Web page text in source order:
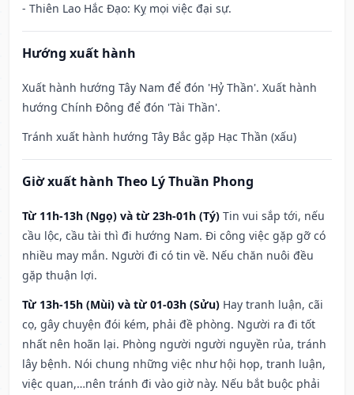
- Thiên Lao Hắc Đạo: Kỵ mọi việc đại sự.
Hướng xuất hành
Xuất hành hướng Tây Nam để đón 'Hỷ Thần'. Xuất hành
hướng Chính Đông để đón 'Tài Thần'.
Tránh xuất hành hướng Tây Bắc gặp Hạc Thần (xấu)
Giờ xuất hành Theo Lý Thuần Phong
Từ 11h-13h (Ngọ) và từ 23h-01h (Tý) Tin vui sắp tới, nếu
cầu lộc, cầu tài thì đi hướng Nam. Đi công việc gặp gỡ có
nhiều may mắn. Người đi có tin về. Nếu chăn nuôi đều
gặp thuận lợi.
Từ 13h-15h (Mùi) và từ 01-03h (Sửu) Hay tranh luận, cãi
cọ, gây chuyện đói kém, phải đề phòng. Người ra đi tốt
nhất nên hoãn lại. Phòng người người nguyền rủa, tránh
lây bệnh. Nói chung những việc như hội họp, tranh luận,
việc quan,…nên tránh đi vào giờ này. Nếu bắt buộc phải